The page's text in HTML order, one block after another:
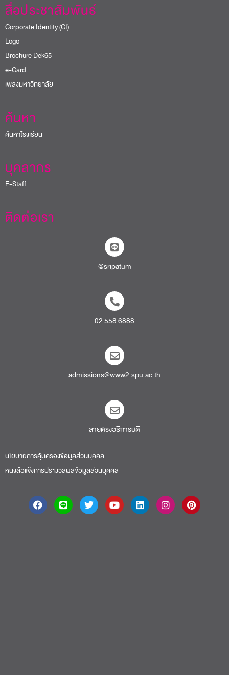
สื่อประชาสัมพันธ์
Corporate Identity (CI)
Logo
Brochure Dek65
e-Card
เพลงมหาวิทยาลัย
ค้นหา
ค้นหาโรงเรียน
บุคลากร
E-Staff
ติดต่อเรา
@sripatum
02 558 6888
admissions@www2.spu.ac.th
สายตรงอธิการบดี​
นโยบายการคุ้มครองข้อมูลส่วนบุคคล
หนังสือแจ้งการประมวลผลข้อมูลส่วนบุคคล